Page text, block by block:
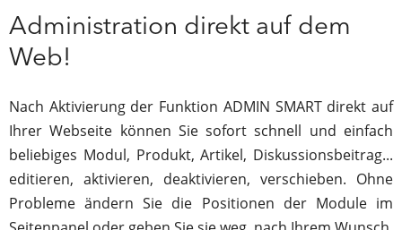
Administration direkt auf dem
Web!
Nach Aktivierung der Funktion ADMIN SMART direkt auf
Ihrer Webseite können Sie sofort schnell und einfach
beliebiges Modul, Produkt, Artikel, Diskussionsbeitrag...
editieren, aktivieren, deaktivieren, verschieben. Ohne
Probleme ändern Sie die Positionen der Module im